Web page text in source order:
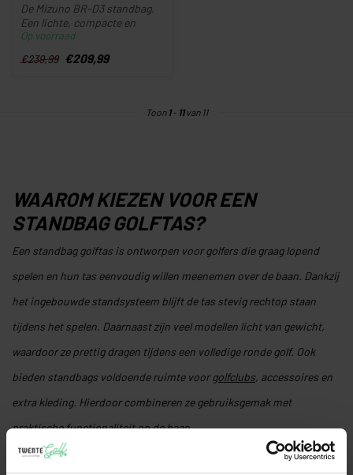
De Mizuno BR-D3 standbag.
Een lichte, compacte en
mobiele standbag die
Op voorraad
€239,99 €209,99
Toon 1- 11van 11
WAAROM KIEZEN VOOR EEN
STANDBAG GOLFTAS?
Een standbag golftas is ontworpen voor golfers die graag lopend
spelen en hun tas eenvoudig willen meenemen over de baan. Dankzij
het ingebouwde standsysteem blijft de tas stevig rechtop staan
tijdens het spelen. Daarnaast zijn veel modellen licht van gewicht,
waardoor ze prettig dragen tijdens een volledige ronde golf. Ook
bieden standbags voldoende ruimte voorgolfclubs, accessoires en
extra kleding. Hierdoor combineren ze gebruiksgemak met
praktische functionaliteit op de baan.
GOLF STANDBAGS VOOR